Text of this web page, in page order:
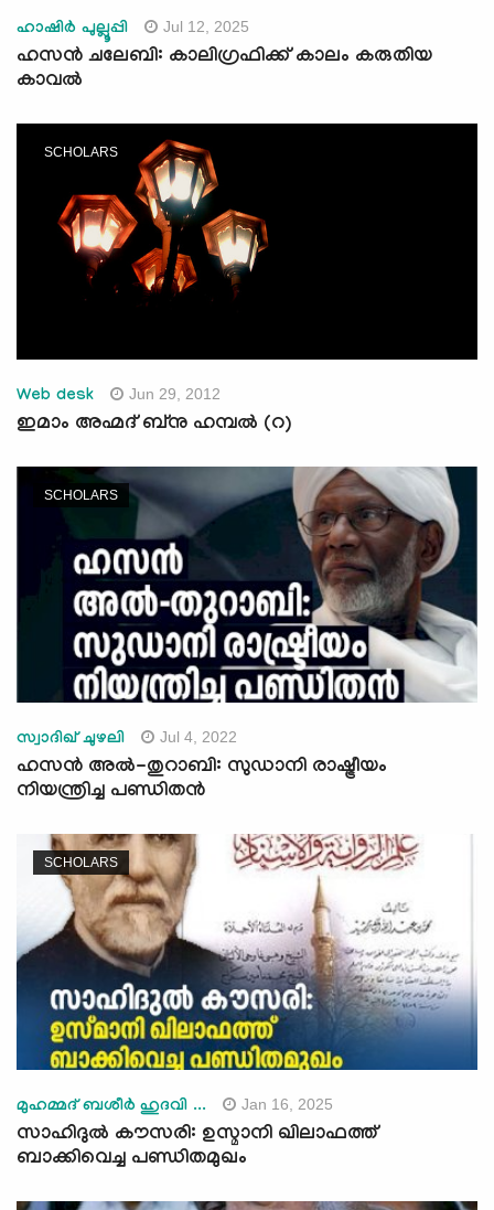
ഹാഷിർ പുല്ലൂപ്പി Jul 12, 2025
ഹസൻ ചലേബി: കാലിഗ്രഫിക്ക് കാലം കരുതിയ
കാവല്‍
SCHOLARS
Web desk Jun 29, 2012
ഇമാം അഹ്മദ് ബ്‌നു ഹമ്പല്‍ (റ)
SCHOLARS
സ്വാദിഖ് ചുഴലി Jul 4, 2022
ഹസൻ അൽ-തുറാബി: സുഡാനി രാഷ്ട്രീയം
നിയന്ത്രിച്ച പണ്ഡിതന്‍
SCHOLARS
മുഹമ്മദ് ബശീർ ഹുദവി ... Jan 16, 2025
സാഹിദുൽ കൗസരി: ഉസ്മാനി ഖിലാഫത്ത്
ബാക്കിവെച്ച പണ്ഡിതമുഖം